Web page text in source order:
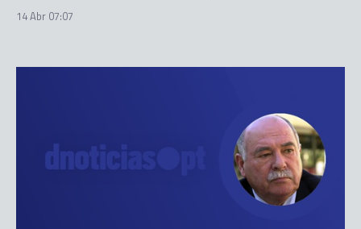
14 Abr 07:07